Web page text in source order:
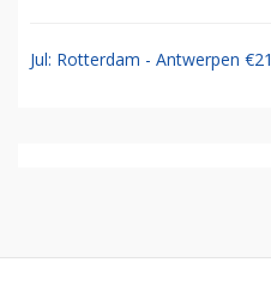
Jul: Rotterdam - Antwerpen €21